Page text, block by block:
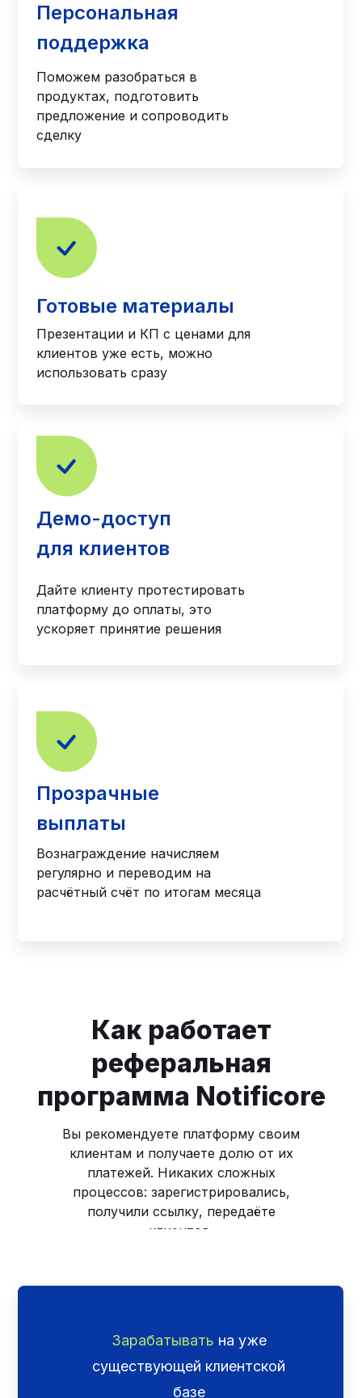
Демо-доступ
для клиентов
Дайте клиенту протестировать
платформу до оплаты, это
ускоряет принятие решения
Готовые материалы
Презентации и КП с ценами для
клиентов уже есть, можно
использовать сразу
Персональная
поддержка
Поможем разобраться в
продуктах, подготовить
предложение и сопроводить
сделку
Прозрачные
выплаты
Вознаграждение начисляем
регулярно и переводим на
расчётный счёт по итогам месяца
Как работает
реферальная
программа Notificore
Вы рекомендуете платформу своим
клиентам и получаете долю от их
платежей. Никаких сложных
процессов: зарегистрировались,
получили ссылку, передаёте
клиентов.
Зарабатывать на уже
существующей клиентской
базе